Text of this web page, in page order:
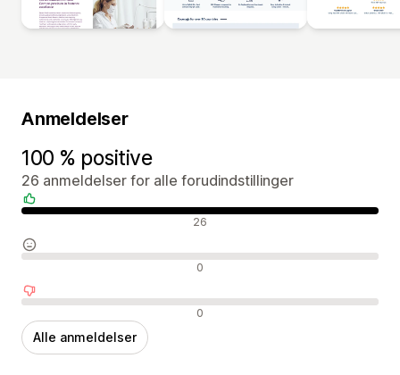
Anmeldelser
100 % positive
26 anmeldelser for alle forudindstillinger
Positive anmeldelser 26
Neutrale anmeldelser 0
Negative anmeldelser 0
Alle anmeldelser